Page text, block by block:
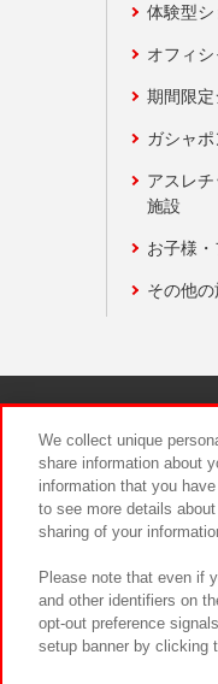
体験型
オフィ
期間限
ガシャ
アスレ
施設
お子様
その他
We collect unique
share information about
information that you
to see more details
sharing of your
Please note that even if
and other identifiers on
opt-out preference
setup banner by clicking